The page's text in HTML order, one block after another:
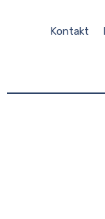
Kontakt